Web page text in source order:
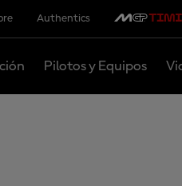
Authentics
Pilotos y Equipos